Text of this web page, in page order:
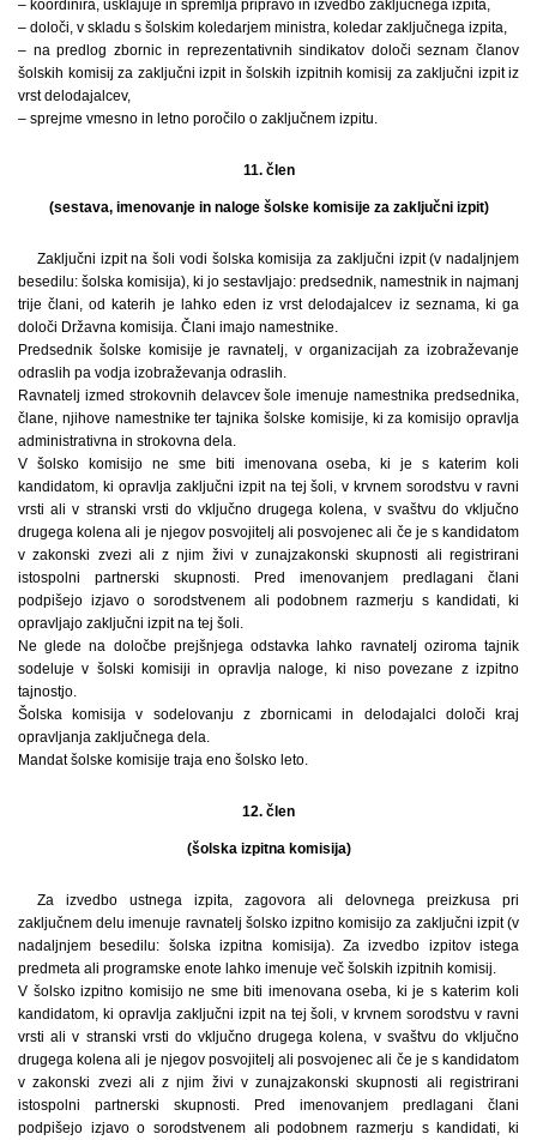
– koordinira, usklajuje in spremlja pripravo in izvedbo zaključnega izpita,
– določi, v skladu s šolskim koledarjem ministra, koledar zaključnega izpita,
– na predlog zbornic in reprezentativnih sindikatov določi seznam članov
šolskih komisij za zaključni izpit in šolskih izpitnih komisij za zaključni izpit iz
vrst delodajalcev,
– sprejme vmesno in letno poročilo o zaključnem izpitu.
11. člen
(sestava, imenovanje in naloge šolske komisije za zaključni izpit)
Zaključni izpit na šoli vodi šolska komisija za zaključni izpit (v nadaljnjem
besedilu: šolska komisija), ki jo sestavljajo: predsednik, namestnik in najmanj
trije člani, od katerih je lahko eden iz vrst delodajalcev iz seznama, ki ga
določi Državna komisija. Člani imajo namestnike.
Predsednik šolske komisije je ravnatelj, v organizacijah za izobraževanje
odraslih pa vodja izobraževanja odraslih.
Ravnatelj izmed strokovnih delavcev šole imenuje namestnika predsednika,
člane, njihove namestnike ter tajnika šolske komisije, ki za komisijo opravlja
administrativna in strokovna dela.
V šolsko komisijo ne sme biti imenovana oseba, ki je s katerim koli
kandidatom, ki opravlja zaključni izpit na tej šoli, v krvnem sorodstvu v ravni
vrsti ali v stranski vrsti do vključno drugega kolena, v svaštvu do vključno
drugega kolena ali je njegov posvojitelj ali posvojenec ali če je s kandidatom
v zakonski zvezi ali z njim živi v zunajzakonski skupnosti ali registrirani
istospolni partnerski skupnosti. Pred imenovanjem predlagani člani
podpišejo izjavo o sorodstvenem ali podobnem razmerju s kandidati, ki
opravljajo zaključni izpit na tej šoli.
Ne glede na določbe prejšnjega odstavka lahko ravnatelj oziroma tajnik
sodeluje v šolski komisiji in opravlja naloge, ki niso povezane z izpitno
tajnostjo.
Šolska komisija v sodelovanju z zbornicami in delodajalci določi kraj
opravljanja zaključnega dela.
Mandat šolske komisije traja eno šolsko leto.
12. člen
(šolska izpitna komisija)
Za izvedbo ustnega izpita, zagovora ali delovnega preizkusa pri
zaključnem delu imenuje ravnatelj šolsko izpitno komisijo za zaključni izpit (v
nadaljnjem besedilu: šolska izpitna komisija). Za izvedbo izpitov istega
predmeta ali programske enote lahko imenuje več šolskih izpitnih komisij.
V šolsko izpitno komisijo ne sme biti imenovana oseba, ki je s katerim koli
kandidatom, ki opravlja zaključni izpit na tej šoli, v krvnem sorodstvu v ravni
vrsti ali v stranski vrsti do vključno drugega kolena, v svaštvu do vključno
drugega kolena ali je njegov posvojitelj ali posvojenec ali če je s kandidatom
v zakonski zvezi ali z njim živi v zunajzakonski skupnosti ali registrirani
istospolni partnerski skupnosti. Pred imenovanjem predlagani člani
podpišejo izjavo o sorodstvenem ali podobnem razmerju s kandidati, ki